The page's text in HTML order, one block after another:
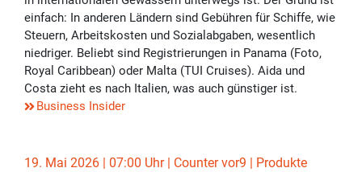
einfach: In anderen Ländern sind Gebühren für Schiffe, wie
Steuern, Arbeitskosten und Sozialabgaben, wesentlich
niedriger. Beliebt sind Registrierungen in Panama (Foto,
Royal Caribbean) oder Malta (TUI Cruises). Aida und
Costa zieht es nach Italien, was auch günstiger ist.
Business Insider
19. Mai 2026 | 07:00 Uhr | Counter vor9 | Produkte